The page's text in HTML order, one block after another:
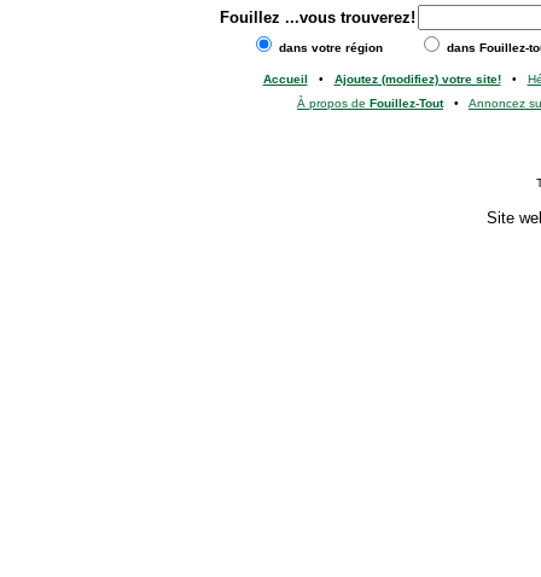
Fouillez ...vous trouverez!
dans votre région dans Fouillez-
Accueil • Ajoutez (modifiez) votre site!•
À propos de Fouillez-Tout• Annoncez
Site